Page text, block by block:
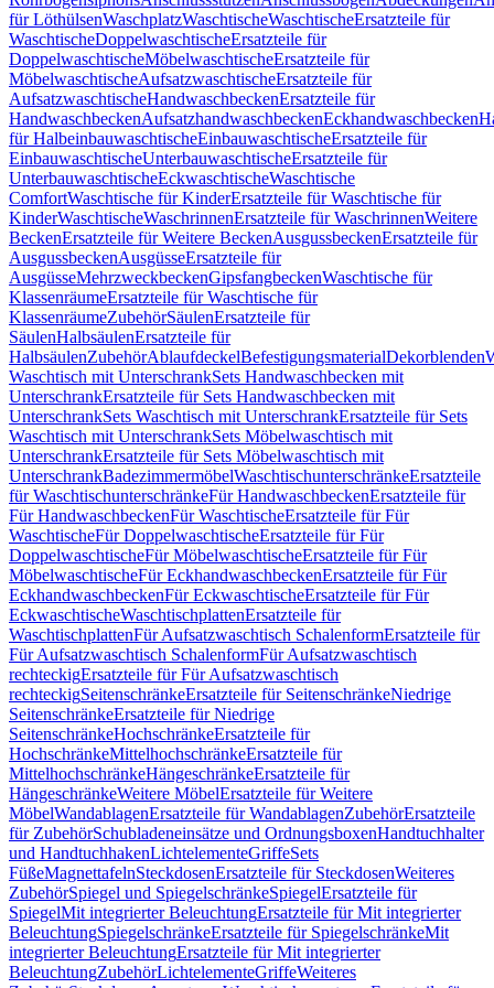
für LöthülsenWaschplatzWaschtischeWaschtischeErsatzteile für
WaschtischeDoppelwaschtischeErsatzteile für
DoppelwaschtischeMöbelwaschtischeErsatzteile für
MöbelwaschtischeAufsatzwaschtischeErsatzteile für
AufsatzwaschtischeHandwaschbeckenErsatzteile für
HandwaschbeckenAufsatzhandwaschbeckenEckhandwaschbecken
für HalbeinbauwaschtischeEinbauwaschtischeErsatzteile für
EinbauwaschtischeUnterbauwaschtischeErsatzteile für
UnterbauwaschtischeEckwaschtischeWaschtische
ComfortWaschtische für KinderErsatzteile für Waschtische für
KinderWaschtischeWaschrinnenErsatzteile für WaschrinnenWeitere
BeckenErsatzteile für Weitere BeckenAusgussbeckenErsatzteile für
AusgussbeckenAusgüsseErsatzteile für
AusgüsseMehrzweckbeckenGipsfangbeckenWaschtische für
KlassenräumeErsatzteile für Waschtische für
KlassenräumeZubehörSäulenErsatzteile für
SäulenHalbsäulenErsatzteile für
HalbsäulenZubehörAblaufdeckelBefestigungsmaterialDekorblenden
Waschtisch mit UnterschrankSets Handwaschbecken mit
UnterschrankErsatzteile für Sets Handwaschbecken mit
UnterschrankSets Waschtisch mit UnterschrankErsatzteile für Sets
Waschtisch mit UnterschrankSets Möbelwaschtisch mit
UnterschrankErsatzteile für Sets Möbelwaschtisch mit
UnterschrankBadezimmermöbelWaschtischunterschränkeErsatzteile
für WaschtischunterschränkeFür HandwaschbeckenErsatzteile für
Für HandwaschbeckenFür WaschtischeErsatzteile für Für
WaschtischeFür DoppelwaschtischeErsatzteile für Für
DoppelwaschtischeFür MöbelwaschtischeErsatzteile für Für
MöbelwaschtischeFür EckhandwaschbeckenErsatzteile für Für
EckhandwaschbeckenFür EckwaschtischeErsatzteile für Für
EckwaschtischeWaschtischplattenErsatzteile für
WaschtischplattenFür Aufsatzwaschtisch SchalenformErsatzteile für
Für Aufsatzwaschtisch SchalenformFür Aufsatzwaschtisch
rechteckigErsatzteile für Für Aufsatzwaschtisch
rechteckigSeitenschränkeErsatzteile für SeitenschränkeNiedrige
SeitenschränkeErsatzteile für Niedrige
SeitenschränkeHochschränkeErsatzteile für
HochschränkeMittelhochschränkeErsatzteile für
MittelhochschränkeHängeschränkeErsatzteile für
HängeschränkeWeitere MöbelErsatzteile für Weitere
MöbelWandablagenErsatzteile für WandablagenZubehörErsatzteile
für ZubehörSchubladeneinsätze und OrdnungsboxenHandtuchhalter
und HandtuchhakenLichtelementeGriffeSets
FüßeMagnettafelnSteckdosenErsatzteile für SteckdosenWeiteres
ZubehörSpiegel und SpiegelschränkeSpiegelErsatzteile für
SpiegelMit integrierter BeleuchtungErsatzteile für Mit integrierter
BeleuchtungSpiegelschränkeErsatzteile für SpiegelschränkeMit
integrierter BeleuchtungErsatzteile für Mit integrierter
BeleuchtungZubehörLichtelementeGriffeWeiteres